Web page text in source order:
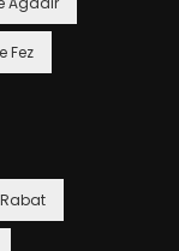
Fez